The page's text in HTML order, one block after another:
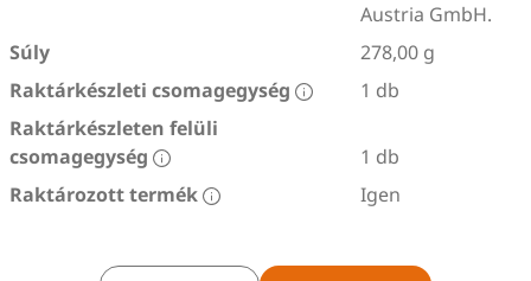
Austria GmbH.
Súly
278,00 g
Raktárkészleti csomagegység
1 db
Raktárkészleten felüli
csomagegység
1 db
Raktározott termék
Igen